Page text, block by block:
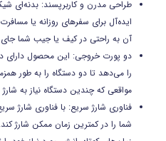
طراحی مدرن و کاربرپسند: بدنه‌ای
ایده‌آل برای سفرهای روزانه یا
آن به راحتی در کیف یا جیب شما جای
دو پورت خروجی: این محصول دارای
را می‌دهد تا دو دستگاه را به طور
مواقعی که چندین دستگاه نیاز به شارژ
فناوری شارژ سریع: با فناوری شارژ
شما را در کمترین زمان ممکن شارژ